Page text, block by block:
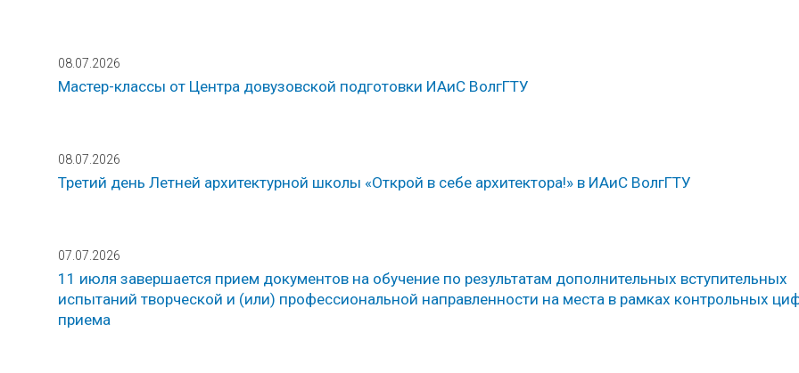
08.07.2026
Мастер-классы от Центра довузовской подготовки ИАиС ВолгГТУ
08.07.2026
Третий день Летней архитектурной школы «Открой в себе архитектора!» в ИАиС ВолгГТУ
07.07.2026
11 июля завершается прием документов на обучение по результатам дополнительных вступительных
испытаний творческой и (или) профессиональной направленности на места в рамках контрольных
приема